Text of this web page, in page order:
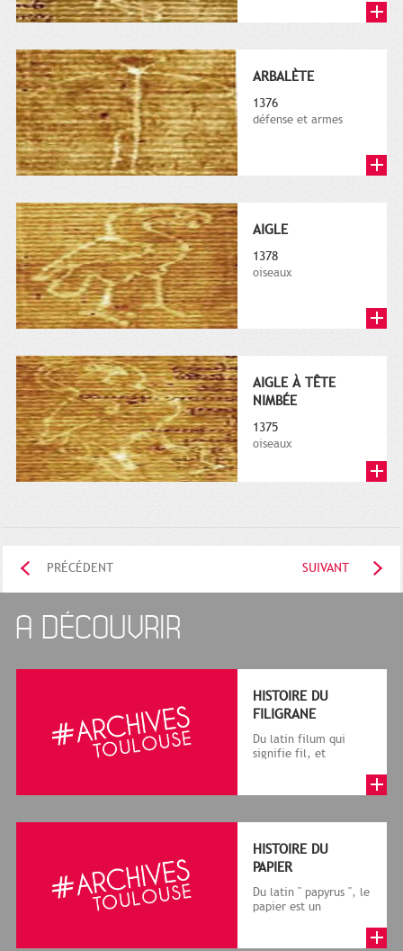
ARBALÈTE
1376
défense et armes
AIGLE
1378
oiseaux
AIGLE À TÊTE
NIMBÉE
1375
oiseaux
PRÉCÉDENT SUIVANT
A DÉCOUVRIR
HISTOIRE DU
FILIGRANE
Du latin filum qui
signifie fil, et
le cadre de la f...
HISTOIRE DU
PAPIER
Du latin " papyrus ", le
papier est un